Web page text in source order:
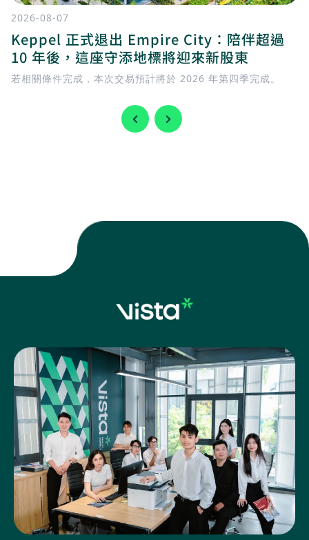
2026-08-07
Keppel 正式退出 Empire City：陪伴超過
10 年後，這座守添地標將迎來新股東
若相關條件完成，本次交易預計將於 2026 年第四季完成。